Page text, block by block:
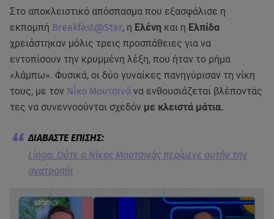
Στο αποκλειστικό απόσπασμα που εξασφάλισε η
εκπομπή Breakfast@Star, η Ελένη και η Ελπίδα
χρειάστηκαν μόλις τρεις προσπάθειες για να
εντοπίσουν την κρυμμένη λέξη, που ήταν το ρήμα
«λάμπω». Φυσικά, οι δύο γυναίκες πανηγύρισαν τη νίκη
τους, με τον Νίκο Μουτσινά να ενθουσιάζεται βλέποντάς
τες να συνεννοούνται σχεδόν με κλειστά μάτια.
Lingo: Ούτε ο Νίκος Μουτσινάς περίμενε αυτήν την
ανατροπή!